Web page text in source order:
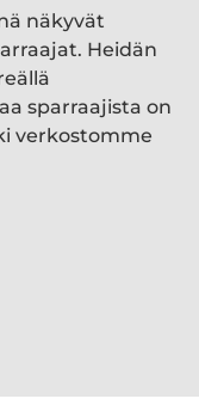
näkyvät
Heidän
sparraajista on
verkostomme